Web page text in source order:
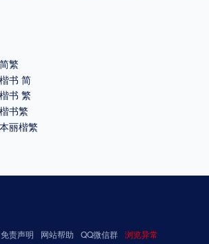
免责声明 网站帮助 QQ微信群 浏览异常